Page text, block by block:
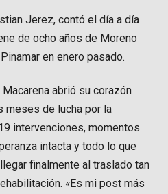
Jerez, contó el día a día
de ocho años de Moreno
en enero pasado.
abrió su corazón
meses de lucha por la
intervenciones, momentos
intacta y todo lo que
finalmente al traslado tan
«Es mi post más